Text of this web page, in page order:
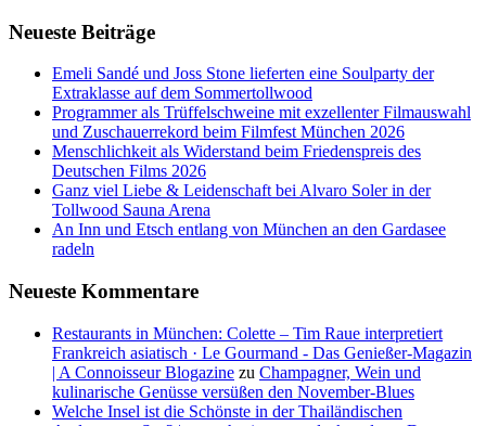
Neueste Beiträge
Emeli Sandé und Joss Stone lieferten eine Soulparty der
Extraklasse auf dem Sommertollwood
Programmer als Trüffelschweine mit exzellenter Filmauswahl
und Zuschauerrekord beim Filmfest München 2026
Menschlichkeit als Widerstand beim Friedenspreis des
Deutschen Films 2026
Ganz viel Liebe & Leidenschaft bei Alvaro Soler in der
Tollwood Sauna Arena
An Inn und Etsch entlang von München an den Gardasee
radeln
Neueste Kommentare
Restaurants in München: Colette – Tim Raue interpretiert
Frankreich asiatisch · Le Gourmand - Das Genießer-Magazin
| A Connoisseur Blogazine zu Champagner, Wein und
kulinarische Genüsse versüßen den November-Blues
Welche Insel ist die Schönste in der Thailändischen